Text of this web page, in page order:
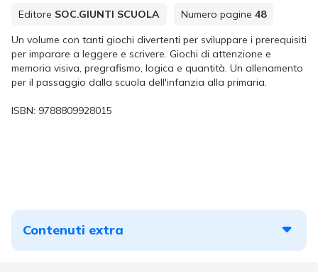
Editore SOC.GIUNTI SCUOLA Numero pagine 48
Un volume con tanti giochi divertenti per sviluppare i prerequisiti
per imparare a leggere e scrivere. Giochi di attenzione e
memoria visiva, pregrafismo, logica e quantità. Un allenamento
per il passaggio dalla scuola dell'infanzia alla primaria.
ISBN: 9788809928015
Contenuti extra